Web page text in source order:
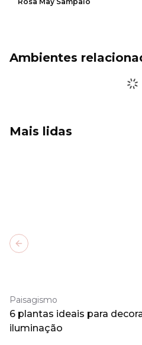
Ambientes
Mais lidas
Paisagismo
6 plantas ideais para
iluminação
Previous slide